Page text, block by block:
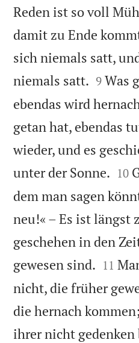
Reden ist so voll
damit zu Ende
sich niemals satt,
niemals satt. 

9 Was
ebendas wird
getan hat, ebendas
wieder, und es
unter der Sonne. 

10
dem man sagen
neu!« – Es ist längst
geschehen in den
gewesen sind. 

11
nicht, die früher
die hernach
ihrer nicht gedenken